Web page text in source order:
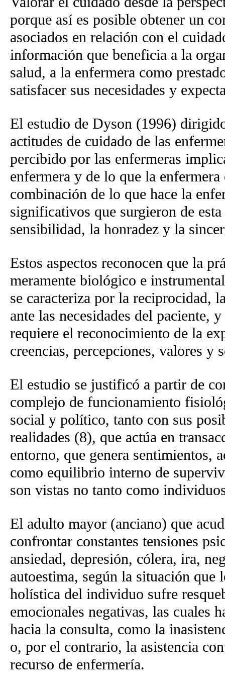
porque así es posible obtener un
asociados en relación con el
información que beneficia a la
salud, a la enfermera como
satisfacer sus necesidades y
El estudio de Dyson (1996)
actitudes de cuidado de las
percibido por las enfermeras
enfermera y de lo que la
combinación de lo que hace la
significativos que surgieron de
sensibilidad, la honradez y la
Estos aspectos reconocen que la
meramente biológico e
se caracteriza por la reciprocidad,
ante las necesidades del paciente,
requiere el reconocimiento de la
creencias, percepciones, valores y
El estudio se justificó a partir de
complejo de funcionamiento
social y político, tanto con sus
realidades (8), que actúa en
entorno, que genera sentimientos,
como equilibrio interno de
son vistas no tanto como
El adulto mayor (anciano) que
confrontar constantes tensiones
ansiedad, depresión, cólera, ira,
autoestima, según la situación que
holística del individuo sufre
emocionales negativas, las cuales
hacia la consulta, como la
o, por el contrario, la asistencia
recurso de enfermería.